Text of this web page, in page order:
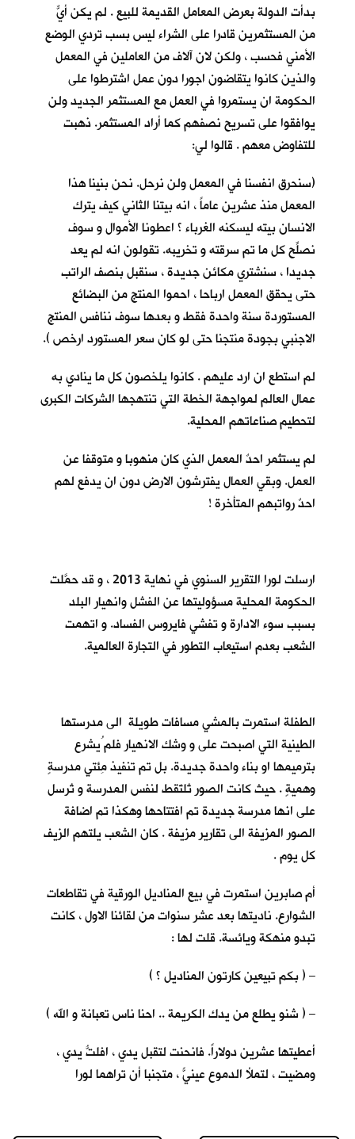
بدأت الدولة بعرض المعامل القديمة للبيع . لم يكن أيٌّ
من المستثمرين قادرا على الشراء ليس بسب تردي الوضع
الأمني فحسب ، ولكن لان آلاف من العاملين في المعمل
والذين كانوا يتقاضون اجورا دون عمل اشترطوا على
الحكومة ان يستمروا في العمل مع المستثمر الجديد ولن
يوافقوا على تسريح نصفهم كما أراد المستثمر. ذهبت
للتفاوض معهم . قالوا لي:
(سنحرق انفسنا في المعمل ولن نرحل. نحن بنينا هذا
المعمل منذ عشرين عاماً ، انه بيتنا الثاني كيف يترك
الانسان بيته ليسكنه الغرباء ؟ اعطونا الأموال و سوف
نصلِّح كل ما تم سرقته و تخريبه. تقولون انه لم يعد
جديدا ، سنشتري مكائن جديدة ، سنقبل بنصف الراتب
حتى يحقق المعمل ارباحا ، احموا المنتج من البضائع
المستوردة سنة واحدة فقط و بعدها سوف ننافس المنتج
الاجنبي بجودة منتجنا حتى لو كان سعر المستورد ارخص ).
لم استطع ان ارد عليهم . كانوا يلخصون كل ما ينادي به
عمال العالم لمواجهة الخطة التي تنتهجها الشركات الكبرى
لتحطيم صناعاتهم المحلية.
لم يستثمر احدٌ المعمل الذي كان منهوبا و متوقفا عن
العمل. وبقي العمال يفترشون الارض دون ان يدفع لهم
احدٌ رواتبهم المتأخرة !
ارسلت لورا التقرير السنوي في نهاية 2013 ، و قد حمَّلت
الحكومة المحلية مسؤوليتها عن الفشل وانهيار البلد
بسبب سوء الادارة و تفشي فايروس الفساد. و اتهمت
الشعب بعدم استيعاب التطور في التجارة العالمية.
الطفلة استمرت بالمشي مسافات طويلة الى مدرستها
الطينية التي اصبحت على و وشك الانهيار فلم ُيشرع
بترميمها او بناء واحدة جديدة. بل تم تنفيذ مِئتي مدرسةٍ
وهميةٍ . حيث كانت الصور تُلتَقط لنفس المدرسة و تُرسل
على انها مدرسة جديدة تم افتتاحها وهكذا تم اضافة
الصور المزيفة الى تقارير مزيفة . كان الشعب يلتهم الزيف
كل يوم .
أم صابرين استمرت في بيع المناديل الورقية في تقاطعات
الشوارع. ناديتها بعد عشر سنوات من لقائنا الاول ، كانت
تبدو منهكة ويائسة. قلت لها :
– ( بكم تبيعين كارتون المناديل ؟ )
– ( شنو يطلع من يدك الكريمة .. احنا ناس تعبانة و الله )
أعطيتها عشرين دولاراً. فانحنت لتقبل يدي ، افلتُّ يدي ،
ومضيت ، لتملأ الدموع عينيّ ، متجنباً أن تراهما لورا